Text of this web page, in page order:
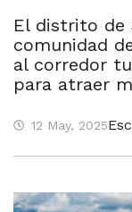
El distrito de
comunidad
al corredor
para atraer
12 May, 2025